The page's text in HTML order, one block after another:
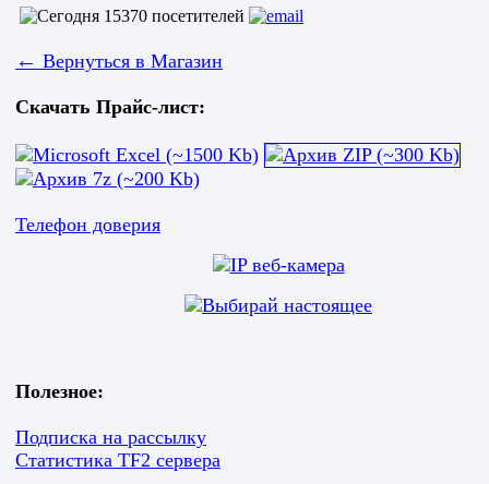
← Вернуться в Магазин
Скачать Прайс-лист:
Телефон доверия
Полезное:
Подписка на рассылку
Статистика TF2 сервера